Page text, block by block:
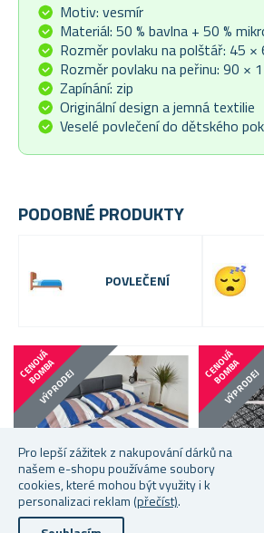
Pro lepší zážitek z nakupování dárků na
našem e-shopu používáme soubory
cookies, které mohou být využity i k
personalizaci reklam (přečíst).
Motiv: vesmír
Materiál: 50 % bavlna + 50 %
Rozměr povlaku na polštář: 45 ×
Rozměr povlaku na peřinu: 90 ×
Zapínání: zip
Originální design a jemná textilie
Veselé povlečení do dětského
PODOBNÉ PRODUKTY
POVLEČENÍ
C
E
N
O
V
Á
B
O
M
B
A
VÝPRODEJ
C
E
N
O
V
Á
B
O
M
B
A
VÝPRODEJ